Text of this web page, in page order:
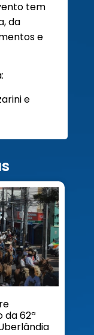
tem
da
e
e
62ª